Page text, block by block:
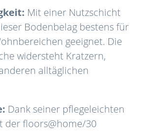
Mit einer Nutzschicht
Bodenbelag bestens für
geeignet. Die
widersteht Kratzern,
alltäglichen
Dank seiner pflegeleichten
der floors@home/30